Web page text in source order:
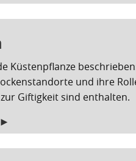
Küstenpflanze
und ihre
Giftigkeit sind enthalten.